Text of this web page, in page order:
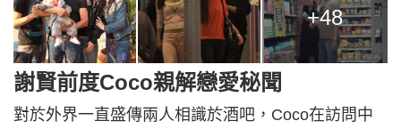
+48
謝賢前度Coco親解戀愛秘聞
對於外界一直盛傳兩人相識於酒吧，Coco在訪問中